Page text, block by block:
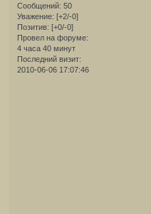
Сообщений: 50
Уважение: [+2/-0]
Позитив: [+0/-0]
Провел на форуме:
4 часа 40 минут
Последний визит:
2010-06-06 17:07:46